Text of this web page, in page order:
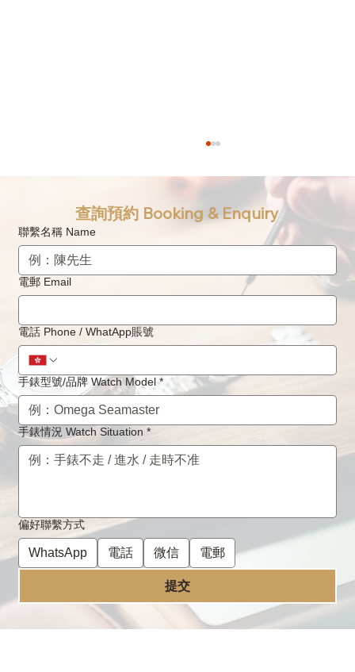
Corum昆侖錶手錶的常見問題，日常使用
和護理
查詢預約 Booking & Enquiry
聯繫名稱 Name
電郵 Email
電話 Phone / WhatApp賬號
手錶型號/品牌 Watch Model *
手錶情況 Watch Situation *
偏好聯繫方式
WhatsApp 電話 微信 電郵
提交